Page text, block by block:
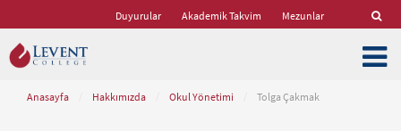
Duyurular Akademik Takvim Mezunlar
Anasayfa Hakkımızda Okul Yönetimi Tolga Çakmak